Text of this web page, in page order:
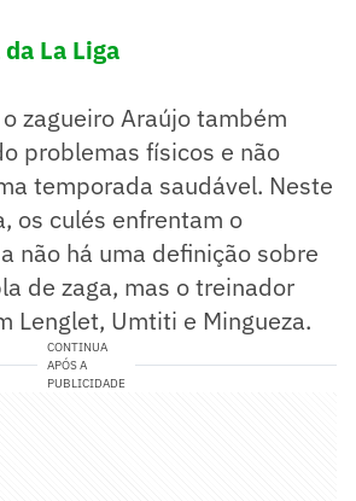
La Liga
zagueiro Araújo também
problemas físicos e não
temporada saudável. Neste
os culés enfrentam o
não há uma definição sobre
de zaga, mas o treinador
Lenglet, Umtiti e Mingueza.
CONTINUA
APÓS A
PUBLICIDADE